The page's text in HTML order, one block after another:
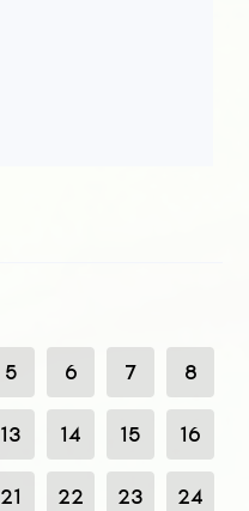
5 6 7 8
13 14 15 16
21 22 23 24